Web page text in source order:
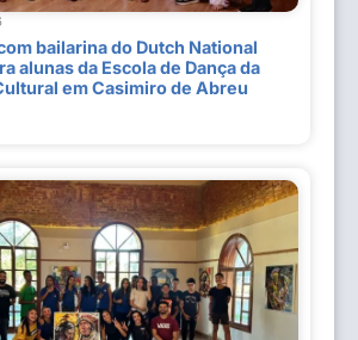
bailarina do Dutch National
alunas da Escola de Dança da
em Casimiro de Abreu